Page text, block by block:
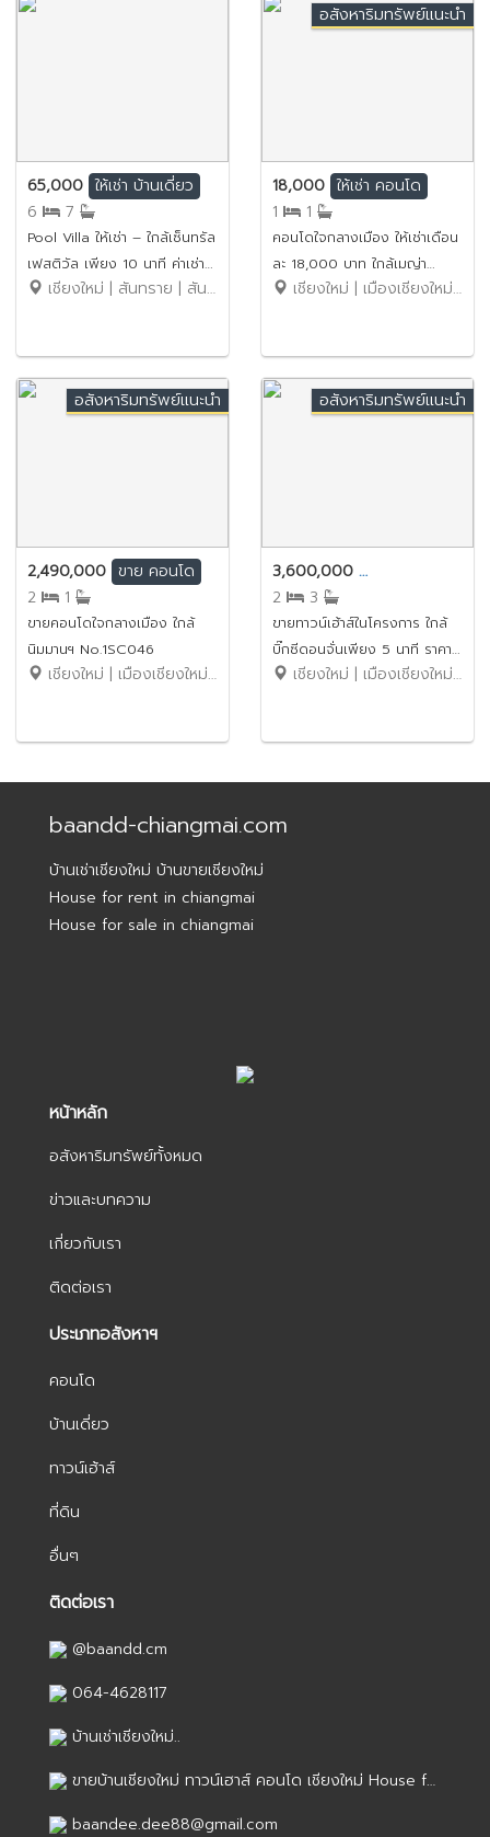
65,000 ให้เช่า บ้านเดี่ยว
6
7
Pool Villa ให้เช่า – ใกล้เซ็นทรัล
เฟสติวัล เพียง 10 นาที ค่าเช่า
65,000 บาท / เดือน รหัส
เชียงใหม่ | สันทราย | สันทรายน้อย
อสังหาริมทรัพย์แนะนำ
18,000 ให้เช่า คอนโด
1
1
คอนโดใจกลางเมือง ให้เช่าเดือน
ละ 18,000 บาท ใกล้เมญ่า
No.1C466
เชียงใหม่ | เมืองเชียงใหม่ | ช้างเผือก
อสังหาริมทรัพย์แนะนำ
2,490,000 ขาย คอนโด
2
1
ขายคอนโดใจกลางเมือง ใกล้
นิมมานฯ No.1SC046
เชียงใหม่ | เมืองเชียงใหม่ | สุเทพ
อสังหาริมทรัพย์แนะนำ
3,600,000ขาย
2
3
ขายทาวน์เฮ้าส์ในโครงการ ใกล้
บิ๊กซีดอนจั่นเพียง 5 นาที ราคา
เพียง 3.6 ล้านบาท (รวมโอน)
เชียงใหม่ | เมืองเชียงใหม่ | ท่าศาลา
baandd-chiangmai.com
บ้านเช่าเชียงใหม่ บ้านขายเชียงใหม่
House for rent in chiangmai
House for sale in chiangmai
หน้าหลัก
อสังหาริมทรัพย์ทั้งหมด
ข่าวและบทความ
เกี่ยวกับเรา
ติดต่อเรา
ประเภทอสังหาฯ
คอนโด
บ้านเดี่ยว
ทาวน์เฮ้าส์
ที่ดิน
อื่นๆ
ติดต่อเรา
@baandd.cm
064-4628117
บ้านเช่าเชียงใหม่..
ขายบ้านเชียงใหม่ ทาวน์เฮาส์ คอนโด เชียงใหม่ House for sale in Chiang Mai
baandee.dee88@gmail.com